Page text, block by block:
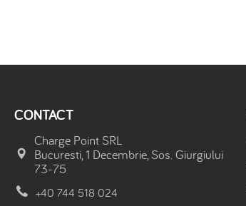
CONTACT
Charge Point SRL
Bucuresti, 1 Decembrie, Sos. Giurgiului
73-75
+40 744 518 024